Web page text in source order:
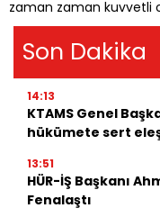
zaman zaman kuvvetli
Son Dakika
14:13
KTAMS Genel
hükümete sert
13:51
HÜR-İŞ Başkanı
Fenalaştı